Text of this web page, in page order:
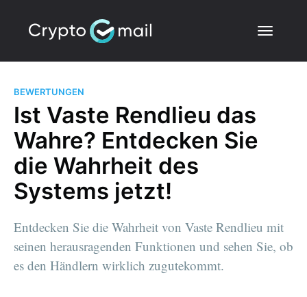
BEWERTUNGEN
Ist Vaste Rendlieu das
Wahre? Entdecken Sie
die Wahrheit des
Systems jetzt!
Entdecken Sie die Wahrheit von Vaste Rendlieu mit
seinen herausragenden Funktionen und sehen Sie, ob
es den Händlern wirklich zugutekommt.